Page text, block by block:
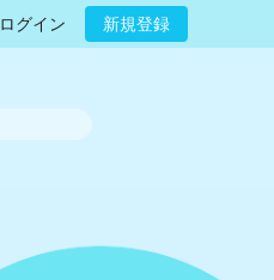
ログイン 新規登録